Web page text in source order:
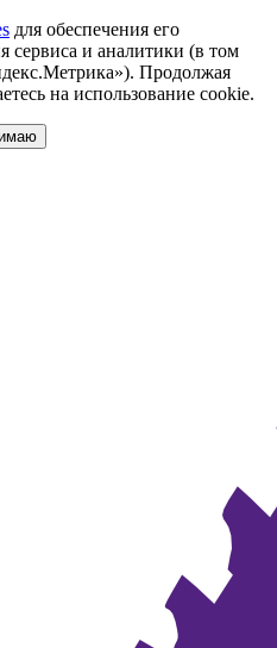
для обеспечения его
сервиса и аналитики (в том
Продолжая
на использование cookie.